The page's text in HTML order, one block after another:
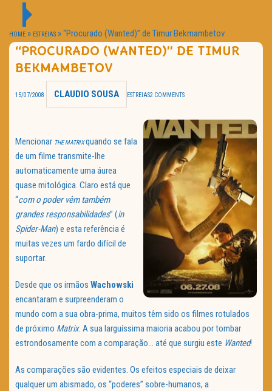
PASSATEMPOS
HOME CINEMA
NOTA PESSOAL
TRAILER DO DIA
Política de Privacidade
HOME » ESTREIAS »“Procurado (Wanted)” de Timur Bekmambetov
“PROCURADO (WANTED)” DE TIMUR
BEKMAMBETOV
15/07/2008 CLAUDIO SOUSA ESTREIAS2 COMMENTS
Mencionar THE MATRIXquando se fala
de um filme transmite-lhe
automaticamente uma áurea
quase mitológica. Claro está que
“com o poder vêm também
grandes responsabilidades” (in
Spider-Man) e esta referência é
muitas vezes um fardo difícil de
suportar.
Desde que os irmãos Wachowski
encantaram e surpreenderam o
mundo com a sua obra-prima, muitos têm sido os filmes rotulados
de próximo Matrix. A sua larguíssima maioria acabou por tombar
estrondosamente com a comparação… até que surgiu este Wanted!
As comparações são evidentes. Os efeitos especiais de deixar
qualquer um abismado, os “poderes” sobre-humanos, a